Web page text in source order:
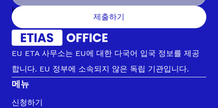
제출하기
EU ETA 사무소는 EU에 대한 다국어 입국 정보를 제공
합니다. EU 정부에 소속되지 않은 독립 기관입니다.
메뉴
신청하기